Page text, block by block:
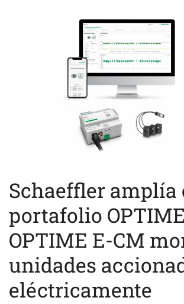
Schaeffler amplía
portafolio
OPTIME E-CM
unidades
eléctricamente